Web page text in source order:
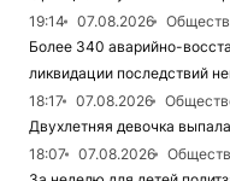
19:14
07.08.2026
Более 340 аварийно-
ликвидации последствий
18:17
07.08.2026
Двухлетняя девочка
18:07
07.08.2026